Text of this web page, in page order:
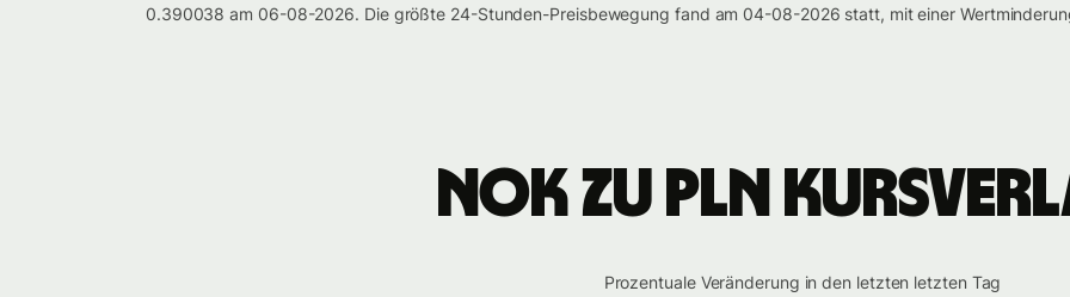
0.390038 am 06-08-2026. Die größte 24-Stunden-Preisbewegung fand am 04-08-2026 statt, mit einer
NOK zu PLN
Prozentuale Veränderung in den letzten letzten Tag